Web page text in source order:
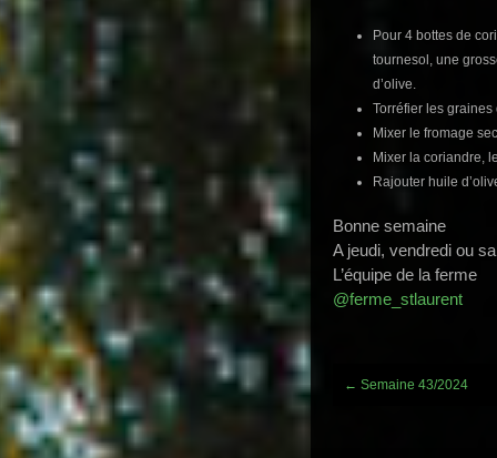
Pour 4 bottes de
tournesol, une
d’olive.
Torréfier les
Mixer le fromage
Mixer la coriandre,
Rajouter huile
Bonne semaine
A jeudi, vendredi ou
L’équipe de la ferme
@ferme_stlaurent
Post
← Semaine 43/2024